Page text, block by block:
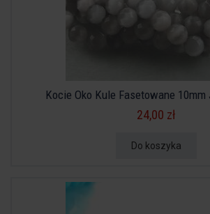
Kocie Oko Kule Fasetowane
24,00 zł
Do koszyka